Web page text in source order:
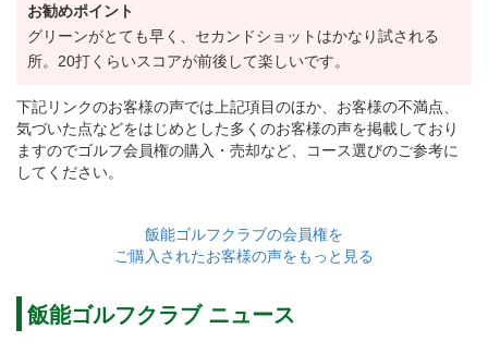
「平日会員が退会と同時に正会員として入会する場合
の入会金は200万円とする」を「平日会員が退会と同時
る」に減額変更しました。
入会条件の一部を下記のとおり改定しました。
び直近2年間のクラブ来場回数が10回以上の方1名とす
推薦人は、入会申込者の入会資格及び提出書類の内容
お勧めポイント
グリーンがとても早く、セカンドショットはかなり試される
所。20打くらいスコアが前後して楽しいです。
下記リンクのお客様の声では上記項目のほか、お客様の不満点、
気づいた点などをはじめとした多くのお客様の声を掲載しており
ますのでゴルフ会員権の購入・売却など、コース選びのご参考に
してください。
飯能ゴルフクラブの会員権を
ご購入されたお客様の声をもっと見る
飯能ゴルフクラブ ニュース